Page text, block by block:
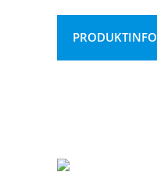
PRODUKTINFO